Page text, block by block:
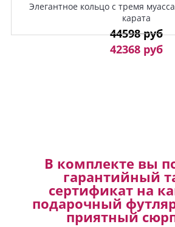
Элегантное кольцо с тремя
карата
44598 руб
42368 руб
В комплекте вы
гарантийный
сертификат на
подарочный
приятный